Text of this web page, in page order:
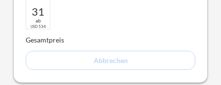
31
ab
USD 534
Gesamtpreis
Abbrechen